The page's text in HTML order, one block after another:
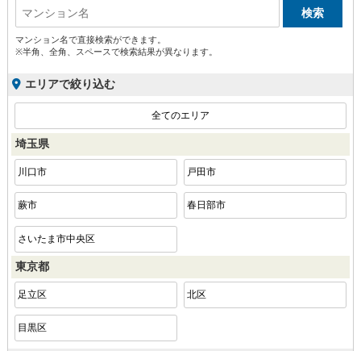
マンション名で直接検索ができます。
※半角、全角、スペースで検索結果が異なります。
エリアで絞り込む
全てのエリア
埼玉県
川口市 戸田市
蕨市 春日部市
さいたま市中央区
東京都
足立区 北区
目黒区